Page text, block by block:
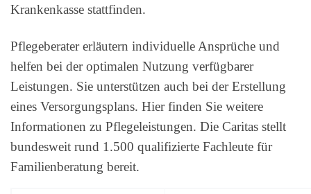
Krankenkasse stattfinden.
Pflegeberater erläutern individuelle Ansprüche und
helfen bei der optimalen Nutzung verfügbarer
Leistungen. Sie unterstützen auch bei der Erstellung
eines Versorgungsplans. Hier finden Sie weitere
Informationen zu Pflegeleistungen. Die Caritas stellt
bundesweit rund 1.500 qualifizierte Fachleute für
Familienberatung bereit.